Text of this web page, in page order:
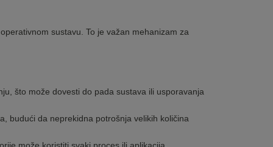
sustavu. To je važan mehanizam za
što može dovesti do pada sustava ili usporavanja
budući da neprekidna potrošnja velikih količina